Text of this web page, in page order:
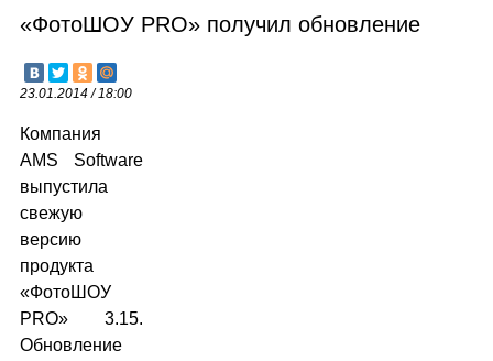
Новости
Новинки
«ФотоШОУ PRO» получил обновление
23.01.2014 / 18:00
Компания
AMS Software
выпустила
свежую
версию
продукта
«ФотоШОУ
PRO» 3.15.
Обновление